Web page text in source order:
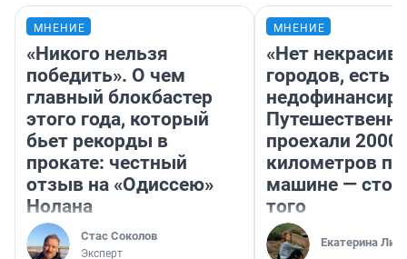
МНЕНИЕ
«Никого нельзя
победить». О чем
главный блокбастер
этого года, который
бьет рекорды в
прокате: честный
отзыв на «Одиссею»
Нолана
Стас Соколов
Эксперт
МНЕНИЕ
«Нет
городов, есть
проехали 2000
километров по
машине —
того
Екатерина